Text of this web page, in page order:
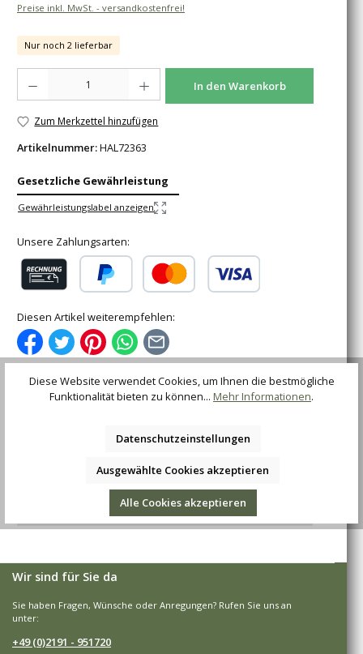
Preise inkl. MwSt. - versandkostenfrei!
Nur noch 2 lieferbar
In den Warenkorb
Zum Merkzettel hinzufügen
Artikelnummer:HAL72363
Gesetzliche Gewährleistung
Gewährleistungslabel anzeigen
Unsere Zahlungsarten:
Diesen Artikel weiterempfehlen:
Ein traditionell französischer Zweihand-Folder im typisch
Stahl.Klingens…Mehr
Wir sind für Sie da
Sie haben Fragen, Wünsche oder Anregungen? Rufen Sie uns an
unter:
+49 (0)2191 - 951720
Diese Website verwendet Cookies, um Ihnen die bestmögliche
Funktionalität bieten zu können... Mehr Informationen.
Datenschutzeinstellungen
Ausgewählte Cookies akzeptieren
Alle Cookies akzeptieren